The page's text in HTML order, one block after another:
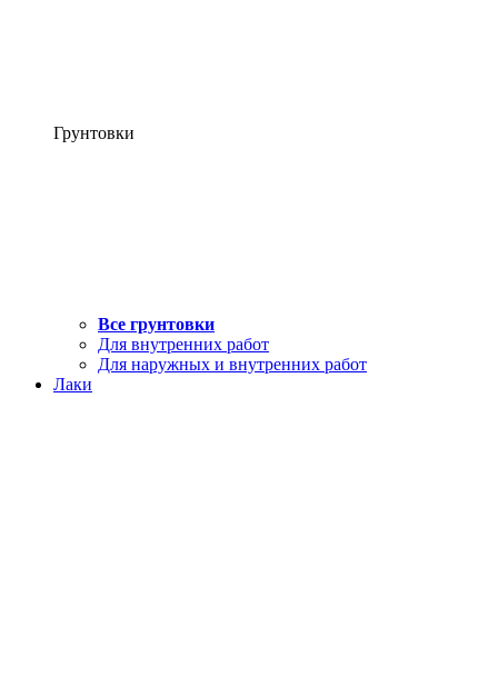
Грунтовки
Все грунтовки
Для внутренних работ
Для наружных и внутренних работ
Лаки